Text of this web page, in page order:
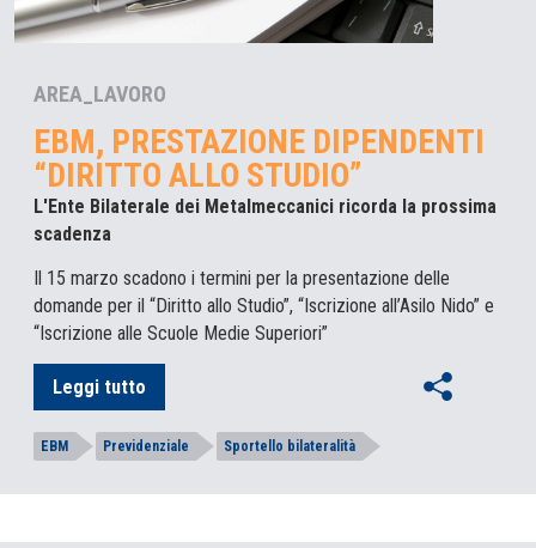
AREA_LAVORO
EBM, PRESTAZIONE DIPENDENTI
“DIRITTO ALLO STUDIO”
L'Ente Bilaterale dei Metalmeccanici ricorda la prossima
scadenza
Il 15 marzo scadono i termini per la presentazione delle
domande per il “Diritto allo Studio”, “Iscrizione all’Asilo Nido” e
“Iscrizione alle Scuole Medie Superiori”
Leggi tutto
EBM Previdenziale Sportello bilateralità